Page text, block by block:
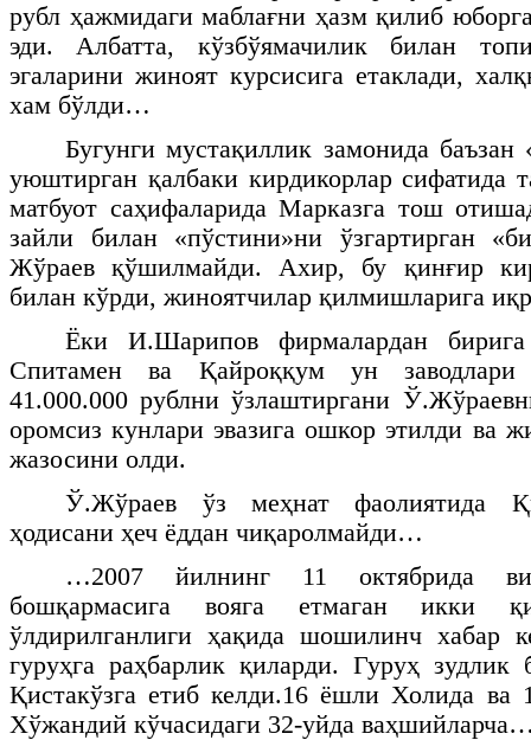
рубл ҳажмидаги маблағни ҳазм қилиб
эди. Албатта, кўзбўямачилик билан
эгаларини жиноят курсисига етаклади,
хам бўлди…
Бугунги мустақиллик замонида
уюштирган қалбаки кирдикорлар сифатида
матбуот саҳифаларида Марказга тош
зайли билан «пўстини»ни ўзгартирган
Жўраев қўшилмайди. Ахир, бу қинғир
билан кўрди, жиноятчилар қилмишларига
Ёки И.Шарипов фирмалардан бирига
Спитамен ва Қайроққум ун заводлари
41.000.000 рублни ўзлаштиргани
оромсиз кунлари эвазига ошкор этилди ва
жазосини олди.
Ў.Жўраев ўз меҳнат фаолиятида
ҳодисани ҳеч ёддан чиқаролмайди…
…2007 йилнинг 11 октябрида
бошқармасига вояга етмаган икки
ўлдирилганлиги ҳақида шошилинч хабар
гуруҳга раҳбарлик қиларди. Гуруҳ
Қистакўзга етиб келди.16 ёшли Холида
Хўжандий кўчасидаги 32-уйда